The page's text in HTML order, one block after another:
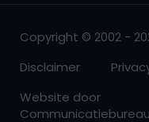
Copyright © 2002 -
Disclaimer
Website door